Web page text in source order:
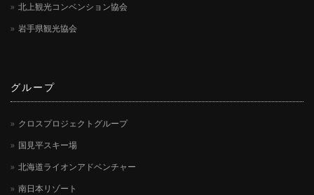
北上観光コンベンション協会
岩手県観光協会
グループ
クロスプロジェクトグループ
国見平スキー場
北海道ライオンアドベンチャー
南日本リゾート